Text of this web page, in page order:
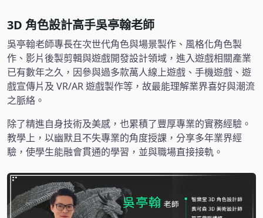
3D 角色設計高手吳亭翰老師
吳亭翰老師專長在次世代角色與場景製作、風格化角色製
作、影片後製剪輯與遊戲開發設計領域，進入遊戲相關產業
已有數年之久，因參與過多款萬人線上遊戲、手機遊戲、遊
戲宣傳片及 VR/AR 遊戲製作等，故最能理解業界喜好與潮流
之脈絡。
除了精進自身技術及美感，也累積了豐厚專業的實務經驗。
教學上，以幽默且不失專業的角度授課，分享多年業界經
驗，使學生能融會貫通的學習，並與職場直接接軌。